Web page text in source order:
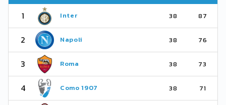
1 Inter 38 87
2 Napoli 38 76
3 Roma 38 73
4 Como 1907 38 71